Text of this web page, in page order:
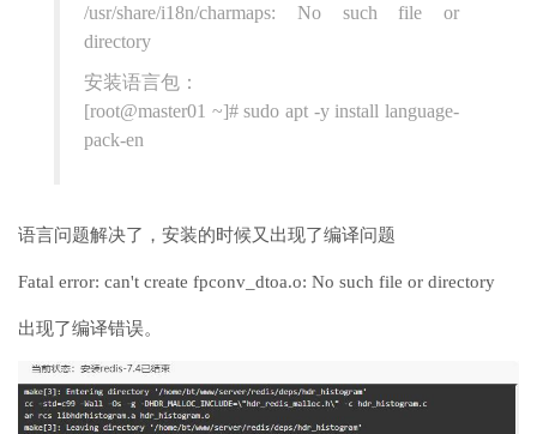
/usr/share/i18n/charmaps: No such file or
directory
安装语言包：
[root@master01 ~]# sudo apt -y install language-
pack-en
语言问题解决了，安装的时候又出现了编译问题
Fatal error: can't create fpconv_dtoa.o: No such file or directory
出现了编译错误。